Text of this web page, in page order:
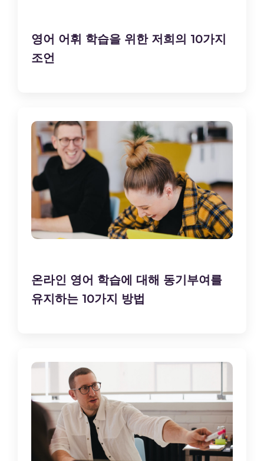
영어 어휘 학습을 위한 저희의 10가지
조언
온라인 영어 학습에 대해 동기부여를
유지하는 10가지 방법